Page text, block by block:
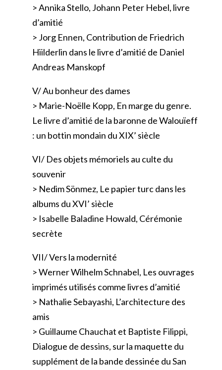
> Annika Stello, Johann Peter Hebel, livre
d’amitié
> Jorg Ennen, Contribution de Friedrich
Hiilderlin dans le livre d’amitié de Daniel
Andreas Manskopf
V/ Au bonheur des dames
> Marie-Noëlle Kopp, En marge du genre.
Le livre d’amitié de la baronne de Walouïeff
: un bottin mondain du XIX’ siècle
VI/ Des objets mémoriels au culte du
souvenir
> Nedim Sönmez, Le papier turc dans les
albums du XVI’ siècle
> Isabelle Baladine Howald, Cérémonie
secrète
VII/ Vers la modernité
> Werner Wilhelm Schnabel, Les ouvrages
imprimés utilisés comme livres d’amitié
> Nathalie Sebayashi, L’architecture des
amis
> Guillaume Chauchat et Baptiste Filippi,
Dialogue de dessins, sur la maquette du
supplément de la bande dessinée du San